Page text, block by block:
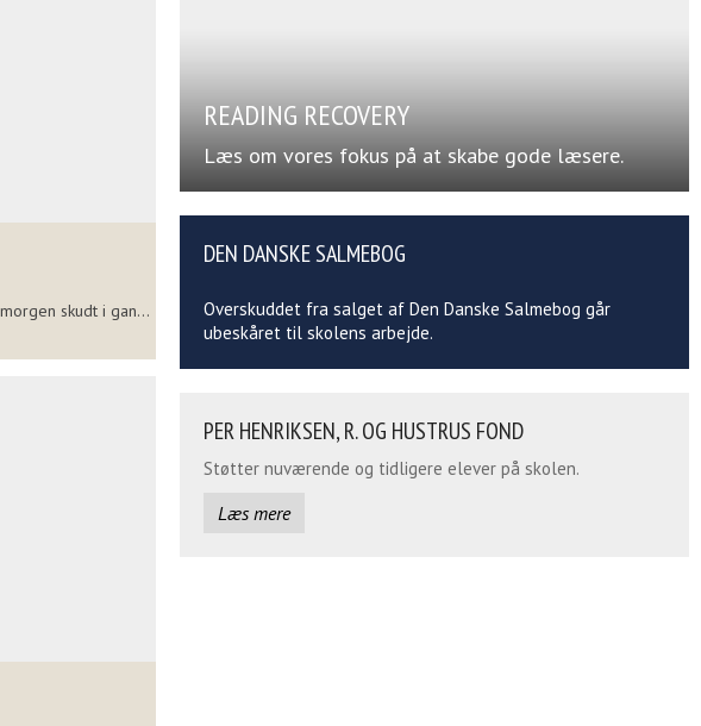
skudt i gan...
READING RECOVERY
Læs om vores fokus på at skabe gode læsere.
DEN DANSKE SALMEBOG
Overskuddet fra salget af Den Danske Salmebog går
ubeskåret til skolens arbejde.
PER HENRIKSEN, R. OG HUSTRUS FOND
Støtter nuværende og tidligere elever på skolen.
Læs mere